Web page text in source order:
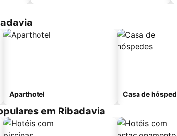
Aparthotel Casa de
em Ribadavia